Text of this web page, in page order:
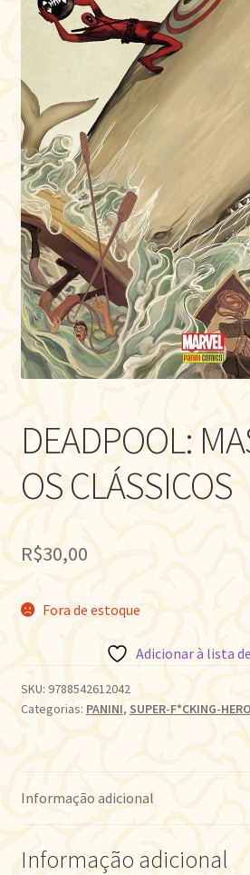
DEADPOOL:
OS CLÁSSICOS
R$30,00
Fora de estoque
Adicionar à lista
SKU: 9788542612042
Categorias: PANINI, SUPER-F*CKING-
Informação adicional
Informação adicional